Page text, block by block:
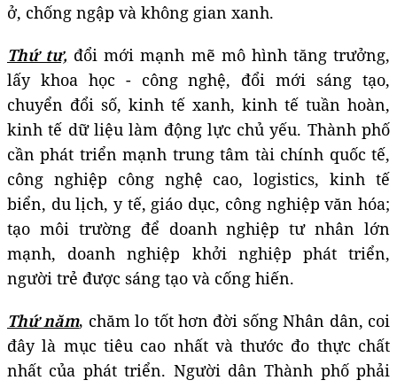
ở, chống ngập và không gian xanh.
Thứ tư, đổi mới mạnh mẽ mô hình tăng trưởng,
lấy khoa học - công nghệ, đổi mới sáng tạo,
chuyển đổi số, kinh tế xanh, kinh tế tuần hoàn,
kinh tế dữ liệu làm động lực chủ yếu. Thành phố
cần phát triển mạnh trung tâm tài chính quốc tế,
công nghiệp công nghệ cao, logistics, kinh tế
biển, du lịch, y tế, giáo dục, công nghiệp văn hóa;
tạo môi trường để doanh nghiệp tư nhân lớn
mạnh, doanh nghiệp khởi nghiệp phát triển,
người trẻ được sáng tạo và cống hiến.
Thứ năm, chăm lo tốt hơn đời sống Nhân dân, coi
đây là mục tiêu cao nhất và thước đo thực chất
nhất của phát triển. Người dân Thành phố phải